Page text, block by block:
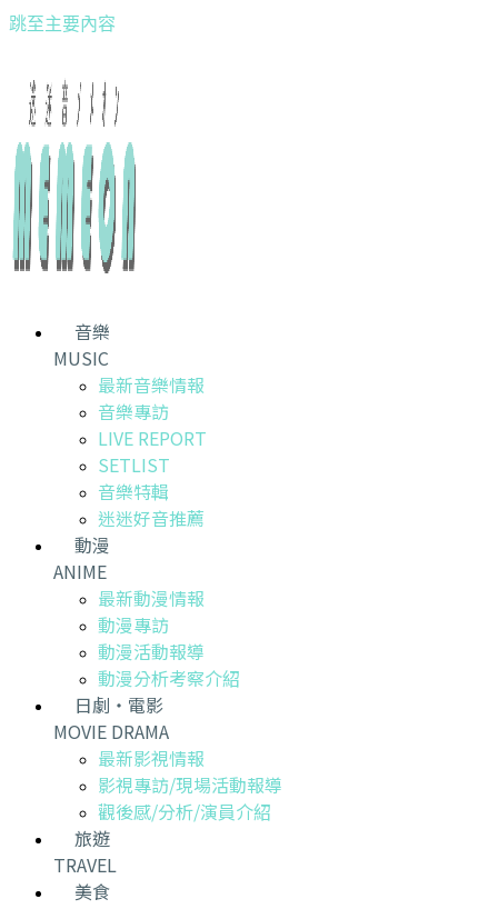
跳至主要內容
音樂
MUSIC
最新音樂情報
音樂專訪
LIVE REPORT
SETLIST
音樂特輯
迷迷好音推薦
動漫
ANIME
最新動漫情報
動漫專訪
動漫活動報導
動漫分析考察介紹
日劇・電影
MOVIE DRAMA
最新影視情報
影視專訪/現場活動報導
觀後感/分析/演員介紹
旅遊
TRAVEL
美食